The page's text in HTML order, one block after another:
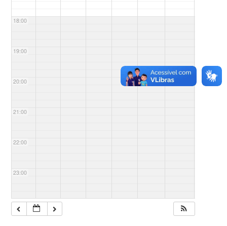
18:00
19:00
20:00
21:00
22:00
23:00